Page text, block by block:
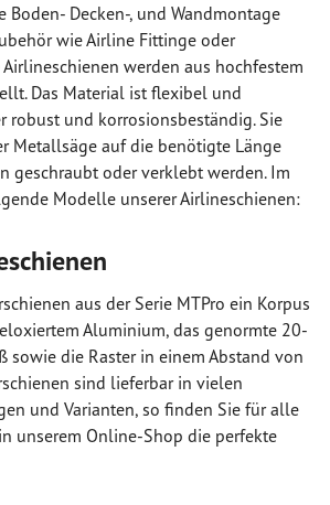
Boden- Decken-, und Wandmontage
wie Airline Fittinge oder
Airlineschienen werden aus hochfestem
Das Material ist flexibel und
robust und korrosionsbeständig. Sie
Metallsäge auf die benötigte Länge
geschraubt oder verklebt werden. Im
Modelle unserer Airlineschienen:
aus der Serie MTPro ein Korpus
Aluminium, das genormte 20-
sowie die Raster in einem Abstand von
sind lieferbar in vielen
und Varianten, so finden Sie für alle
unserem Online-Shop die perfekte